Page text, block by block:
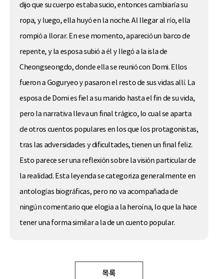
dijo que su cuerpo estaba sucio, entonces cambiaría su
ropa, y luego, ella huyó en la noche. Al llegar al río, ella
rompió a llorar. En ese momento, apareció un barco de
repente, y la esposa subió a él y llegó a la isla de
Cheongseongdo, donde ella se reunió con Domi. Ellos
fueron a Goguryeo y pasaron el resto de sus vidas allí. La
esposa de Domi es fiel a su marido hasta el fin de su vida,
pero la narrativa lleva un final trágico, lo cual se aparta
de otros cuentos populares en los que los protagonistas,
tras las adversidades y dificultades, tienen un final feliz.
Esto parece ser una reflexión sobre la visión particular de
la realidad. Esta leyenda se categoriza generalmente en
antologías biográficas, pero no va acompañada de
ningún comentario que elogia a la heroína, lo que la hace
tener una forma similar a la de un cuento popular.
목록